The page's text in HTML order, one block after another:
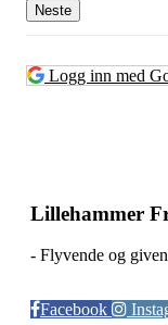
Neste
Logg inn med
Lillehammer
- Flyvende og
Facebook